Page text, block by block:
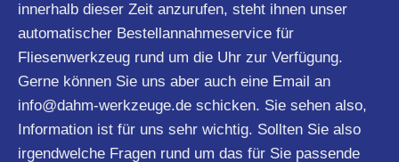
innerhalb dieser Zeit anzurufen, steht ihnen unser
automatischer Bestellannahmeservice für
Fliesenwerkzeug rund um die Uhr zur Verfügung.
Gerne können Sie uns aber auch eine Email an
info@dahm-werkzeuge.de schicken. Sie sehen also,
Information ist für uns sehr wichtig. Sollten Sie also
irgendwelche Fragen rund um das für Sie passende